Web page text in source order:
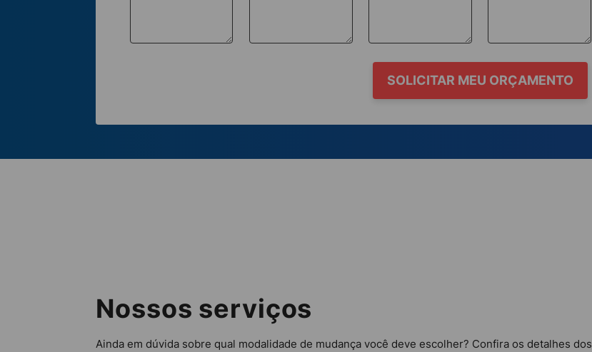
SOLICITAR MEU ORÇAMENTO
Nossos serviços
Ainda em dúvida sobre qual modalidade de mudança você deve escolher? Confira os detalhes dos